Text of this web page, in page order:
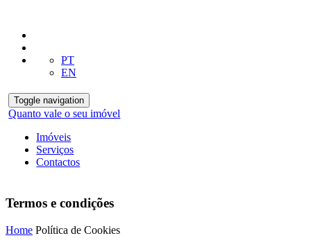
PT
EN
Toggle navigation
Quanto vale o seu imóvel
Imóveis
Serviços
Contactos
Termos e condições
Home Política de Cookies